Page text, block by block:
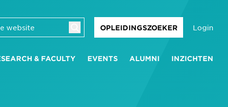
OPLEIDINGSZOEKER Login
& FACULTY EVENTS ALUMNI INZICHTEN